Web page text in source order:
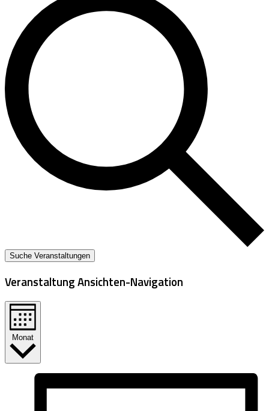
Suche Veranstaltungen
Veranstaltung Ansichten-Navigation
Monat